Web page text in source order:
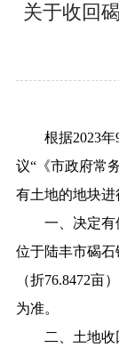
关于收回
根据2023年9
议“《市政府常
有土地的地块进
一、决定有偿
位于陆丰市碣石
（折76.8472亩
为准。
二、土地收回